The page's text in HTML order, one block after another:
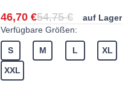
46,70 €54,75 €
auf Lager
Verfügbare Größen:
S M L XL
XXL